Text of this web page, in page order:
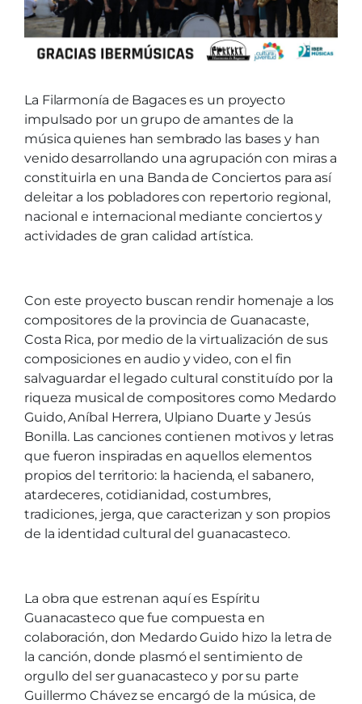
La Filarmonía de Bagaces es un proyecto
impulsado por un grupo de amantes de la
música quienes han sembrado las bases y han
venido desarrollando una agrupación con miras a
constituirla en una Banda de Conciertos para así
deleitar a los pobladores con repertorio regional,
nacional e internacional mediante conciertos y
actividades de gran calidad artística.
Con este proyecto buscan rendir homenaje a los
compositores de la provincia de Guanacaste,
Costa Rica, por medio de la virtualización de sus
composiciones en audio y video, con el fin
salvaguardar el legado cultural constituído por la
riqueza musical de compositores como Medardo
Guido, Aníbal Herrera, Ulpiano Duarte y Jesús
Bonilla. Las canciones contienen motivos y letras
que fueron inspiradas en aquellos elementos
propios del territorio: la hacienda, el sabanero,
atardeceres, cotidianidad, costumbres,
tradiciones, jerga, que caracterizan y son propios
de la identidad cultural del guanacasteco.
La obra que estrenan aquí es Espíritu
Guanacasteco que fue compuesta en
colaboración, don Medardo Guido hizo la letra de
la canción, donde plasmó el sentimiento de
orgullo del ser guanacasteco y por su parte
Guillermo Chávez se encargó de la música, de